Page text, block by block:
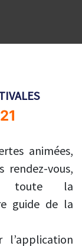
animées,
rendez-vous,
toute la
guide de la